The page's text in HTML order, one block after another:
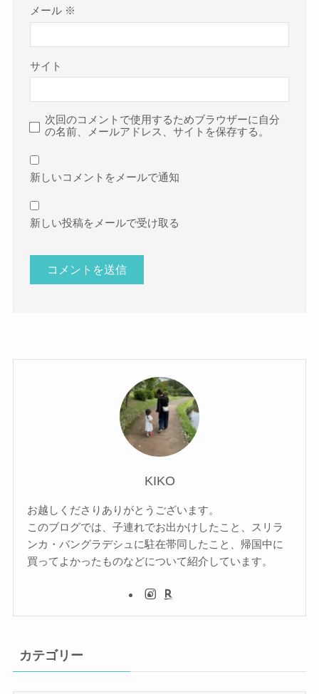
メール ※
サイト
次回のコメントで使用するためブラウザーに自分
の名前、メールアドレス、サイトを保存する。
新しいコメントをメールで通知
新しい投稿をメールで受け取る
KIKO
お越しくださりありがとうございます。
このブログでは、子連れでお出かけしたこと、スリラ
ンカ・バングラデシュに駐在帯同したこと、帰国中に
買ってよかったものなどについて紹介しています。
カテゴリー